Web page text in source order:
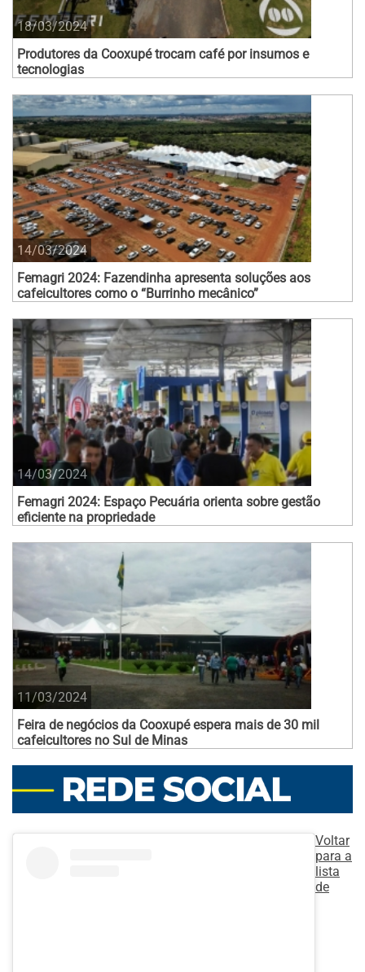
18/03/2024
Produtores da Cooxupé trocam café por insumos e
tecnologias
14/03/2024
Femagri 2024: Fazendinha apresenta soluções aos
cafeicultores como o “Burrinho mecânico”
14/03/2024
Femagri 2024: Espaço Pecuária orienta sobre gestão
eficiente na propriedade
11/03/2024
Feira de negócios da Cooxupé espera mais de 30 mil
cafeicultores no Sul de Minas
Voltar
para a
lista
de